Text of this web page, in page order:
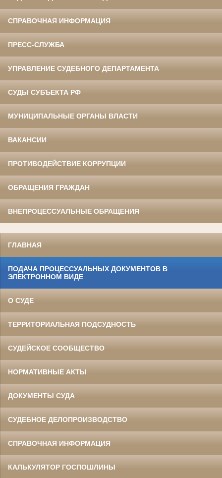
СПРАВОЧНАЯ ИНФОРМАЦИЯ
ПРЕСС-СЛУЖБА
УПРАВЛЕНИЕ СУДЕБНОГО ДЕПАРТАМЕНТА
СУДЫ СУБЪЕКТА РФ
МУНИЦИПАЛЬНЫЕ ОРГАНЫ ВЛАСТИ
ВАКАНСИИ
ПРОТИВОДЕЙСТВИЕ КОРРУПЦИИ
ОБРАЩЕНИЯ ГРАЖДАН
ВНЕПРОЦЕССУАЛЬНЫЕ ОБРАЩЕНИЯ
ГЛАВНАЯ
ПОДАЧА ПРОЦЕССУАЛЬНЫХ ДОКУМЕНТОВ В
ЭЛЕКТРОННОМ ВИДЕ
О СУДЕ
ТЕРРИТОРИАЛЬНАЯ ПОДСУДНОСТЬ
СУДЕЙСКОЕ СООБЩЕСТВО
НОРМАТИВНЫЕ АКТЫ
ДОКУМЕНТЫ СУДА
СУДЕБНОЕ ДЕЛОПРОИЗВОДСТВО
СПРАВОЧНАЯ ИНФОРМАЦИЯ
КАЛЬКУЛЯТОР ГОСПОШЛИНЫ